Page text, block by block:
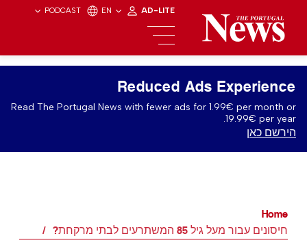
PODCAST EN AD-LITE
Reduced Ads Experience
Read The Portugal News with fewer ads for 1.99€ per month or
19.99€ per year.
הירשם כאן
Home
חיסונים עבור מעל גיל 85 המשתרעים לבתי מרקחת?